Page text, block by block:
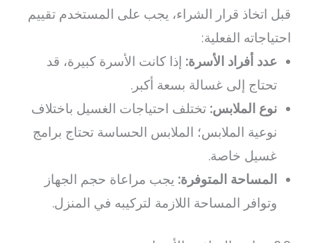
قبل اتخاذ قرار الشراء، يجب على المستخدم تقييم
احتياجاته الفعلية:
عدد أفراد الأسرة: إذا كانت الأسرة كبيرة، قد
تحتاج إلى غسالة بسعة أكبر.
نوع الملابس: تختلف احتياجات الغسيل باختلاف
نوعية الملابس؛ الملابس الحساسة تحتاج برامج
غسيل خاصة.
المساحة المتوفرة: يجب مراعاة حجم الجهاز
وتوافر المساحة اللازمة لتركيبه في المنزل.